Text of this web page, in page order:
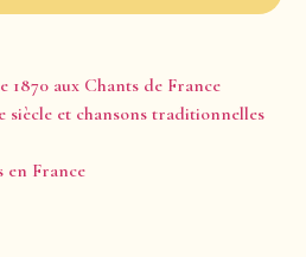
1870 aux Chants de France
siècle et chansons traditionnelles
en France